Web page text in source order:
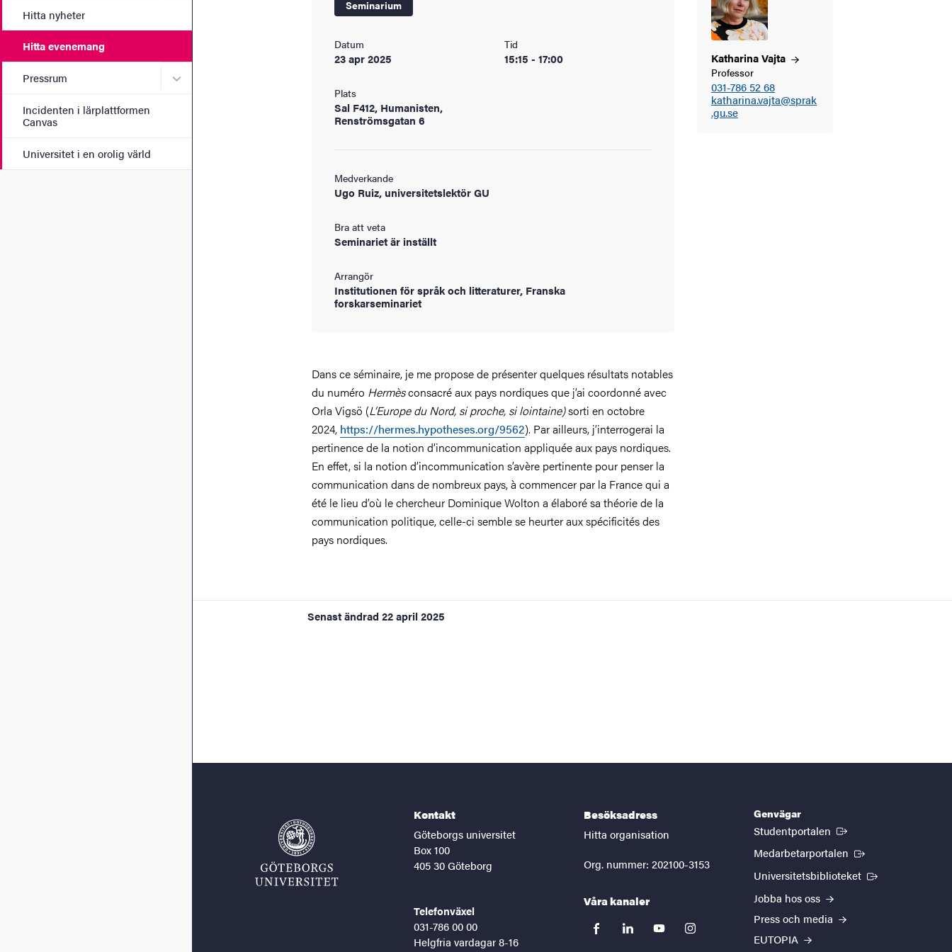
Hitta nyheter
Hitta evenemang
Pressrum Undermeny för Pressrum
Incidenten i lärplattformen
Canvas
Universitet i en orolig värld
Seminarium
Datum
23 apr 2025
Tid
15:15 - 17:00
Plats
Sal F412, Humanisten,
Renströmsgatan 6
Medverkande
Ugo Ruiz, universitetslektör GU
Bra att veta
Seminariet är inställt
Arrangör
Institutionen för språk och litteraturer, Franska
forskarseminariet
KatharinaVajta
Professor
031-786 52 68
katharina.vajta@sprak
.gu.se
Dans ce séminaire, je me propose de présenter quelques résultats notables
du numéro Hermèsconsacré aux pays nordiques que j’ai coordonné avec
Orla Vigsö (L’Europe du Nord, si proche, si lointaine)sorti en octobre
2024, https://hermes.hypotheses.org/9562). Par ailleurs, j’interrogerai la
pertinence de la notion d’incommunication appliquée aux pays nordiques.
En effet, si la notion d’incommunication s’avère pertinente pour penser la
communication dans de nombreux pays, à commencer par la France qui a
été le lieu d’où le chercheur Dominique Wolton a élaboré sa théorie de la
communication politique, celle-ci semble se heurter aux spécificités des
pays nordiques.
Senast ändrad 22 april 2025
Kontakt
Göteborgs universitet
Box 100
405 30 Göteborg
Telefonväxel
031-786 00 00
Helgfria vardagar 8-16
Besöksadress
Hitta organisation
Org. nummer: 202100-3153
Våra kanaler
facebooklinkedinyoutubeinstagram
Genvägar
Studentportalen (Extern länk)
Medarbetarportalen (Extern länk)
Universitetsbiblioteket (Extern länk)
Jobba hos oss
Press och media
EUTOPIA